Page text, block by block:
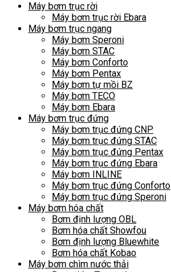
Máy bơm trục rời
Máy bơm trục rời Ebara
Máy bơm trục ngang
Máy bơm Speroni
Máy bơm STAC
Máy bơm Conforto
Máy bơm Pentax
Máy bơm tự mồi BZ
Máy bơm TECO
Máy bơm Ebara
Máy bơm trục đứng
Máy bơm trục đứng CNP
Máy bơm trục đứng STAC
Máy bơm trục đứng Pentax
Máy bơm trục đứng Ebara
Máy bơm INLINE
Máy bơm trục đứng Conforto
Máy bơm trục đứng Speroni
Máy bơm hóa chất
Bơm định lượng OBL
Bơm hóa chất Showfou
Bơm định lượng Bluewhite
Bơm hóa chất Kobao
Máy bơm chìm nước thải